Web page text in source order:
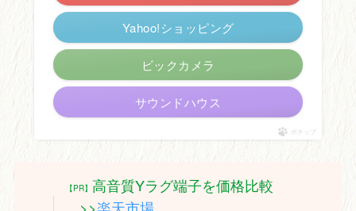
Yahoo!ショッピング
ビックカメラ
サウンドハウス
ポチップ
【PR】 高音質Yラグ端子を価格比較